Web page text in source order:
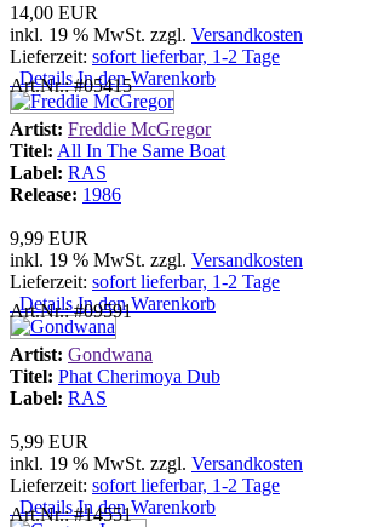
14,00 EUR
inkl. 19 % MwSt. zzgl. Versandkosten
Lieferzeit: sofort lieferbar, 1-2 Tage
DetailsIn den Warenkorb
Art.Nr.: #05415
Artist: Freddie McGregor
Titel: All In The Same Boat
Label: RAS
Release: 1986
9,99 EUR
inkl. 19 % MwSt. zzgl. Versandkosten
Lieferzeit: sofort lieferbar, 1-2 Tage
DetailsIn den Warenkorb
Art.Nr.: #09591
Artist: Gondwana
Titel: Phat Cherimoya Dub
Label: RAS
5,99 EUR
inkl. 19 % MwSt. zzgl. Versandkosten
Lieferzeit: sofort lieferbar, 1-2 Tage
DetailsIn den Warenkorb
Art.Nr.: #14551